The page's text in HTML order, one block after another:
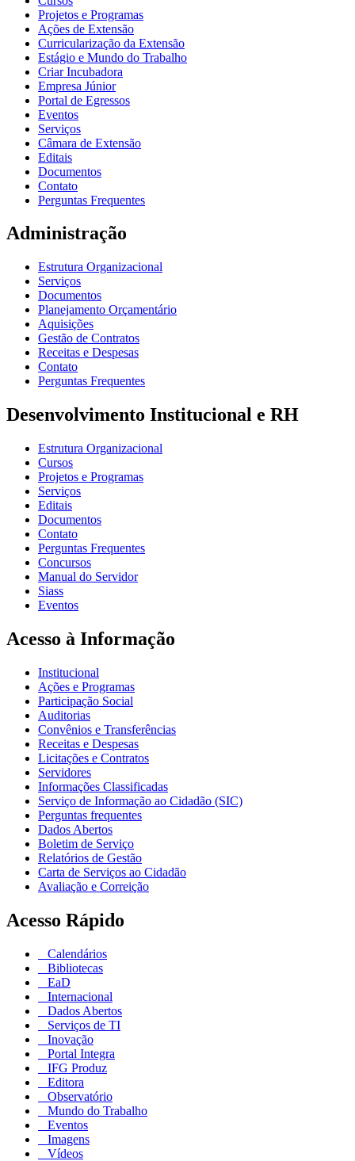
Projetos e Programas
Ações de Extensão
Curricularização da Extensão
Estágio e Mundo do Trabalho
Criar Incubadora
Empresa Júnior
Portal de Egressos
Eventos
Serviços
Câmara de Extensão
Editais
Documentos
Contato
Perguntas Frequentes
Administração
Estrutura Organizacional
Serviços
Documentos
Planejamento Orçamentário
Aquisições
Gestão de Contratos
Receitas e Despesas
Contato
Perguntas Frequentes
Desenvolvimento Institucional e RH
Estrutura Organizacional
Cursos
Projetos e Programas
Serviços
Editais
Documentos
Contato
Perguntas Frequentes
Concursos
Manual do Servidor
Siass
Eventos
Acesso à Informação
Institucional
Ações e Programas
Participação Social
Auditorias
Convênios e Transferências
Receitas e Despesas
Licitações e Contratos
Servidores
Informações Classificadas
Serviço de Informação ao Cidadão (SIC)
Perguntas frequentes
Dados Abertos
Boletim de Serviço
Relatórios de Gestão
Carta de Serviços ao Cidadão
Avaliação e Correição
Acesso Rápido
Calendários
Bibliotecas
EaD
Internacional
Dados Abertos
Serviços de TI
Inovação
Portal Integra
IFG Produz
Editora
Observatório
Mundo do Trabalho
Eventos
Imagens
Vídeos